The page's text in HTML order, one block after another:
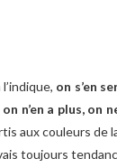
on s’en
n’en a plus, on
aux couleurs de
toujours